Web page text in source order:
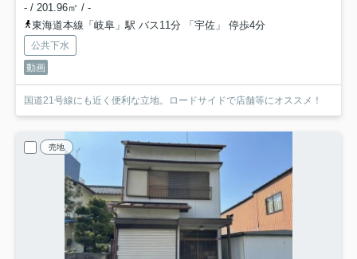
- / 201.96㎡ / -
東海道本線「岐阜」駅 バス11分 「宇佐」 停歩4分
公共下水
動画
国道21号線にも近く便利な立地。ロードサイドで店舗等にオススメ！
売地